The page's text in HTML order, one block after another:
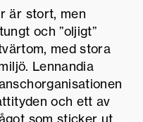
är stort, men
och ”oljigt”
med stora
Lennandia
och ett av
som sticker ut